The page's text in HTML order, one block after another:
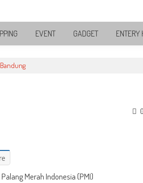
EVENT GADGET ENTERY
0
Merah Indonesia (PMI)